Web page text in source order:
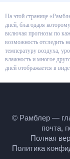
На этой странице
Нолинске на 14 дней,
климатические
«Рамблер/погода»
общие данные, но и
уровень давления,
многое другое.
©
гороскопы,
Полная